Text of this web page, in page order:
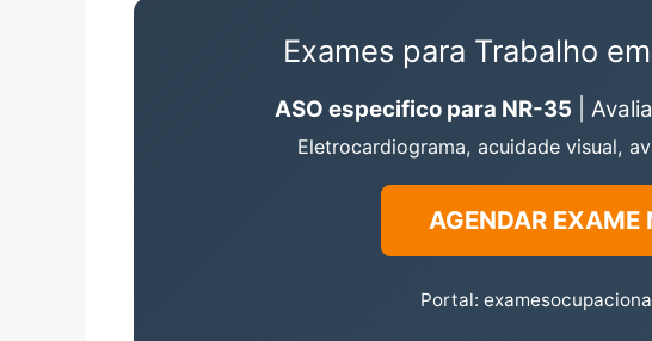
Exames para Trabalho
ASO especifico para NR-35 |
Eletrocardiograma, acuidade visual,
AGENDAR EXAME
Portal: